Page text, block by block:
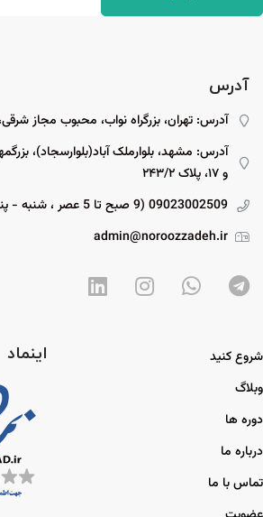
آدرس
آدرس: تهران، بزرگراه نواب، محبوب مجاز
و ۱۷، پلاک ۲۴۳/۲
09023002509 (9 صبح تا 5 عصر ، شنبه - پنج شنبه)
admin@noroozzadeh.ir
شروع کنید
وبلاگ
دوره ها
درباره ما
تماس با ما
اینماد